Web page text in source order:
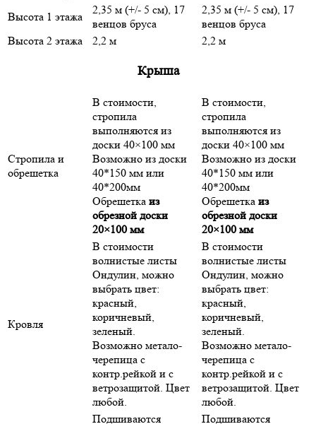
Высота 1 этажа
2,35 м (+/- 5 см), 17
венцов бруса
2,35 м (+/- 5 см), 17
венцов бруса
Высота 2 этажа
2,2 м 2,2 м
Крыша
Стропила и
обрешетка
В стоимости,
стропила
выполняются из
доски 40×100 мм
Возможно из доски
40*150 мм или
40*200мм
Обрешетка из
обрезной доски
20×100 мм
В стоимости,
стропила
выполняются из
доски 40×100 мм
Возможно из доски
40*150 мм или
40*200мм
Обрешетка из
обрезной доски
20×100 мм
Кровля
В стоимости
волнистые листы
Ондулин, можно
выбрать цвет:
красный,
коричневый,
зеленый.
Возможно метало-
черепица с
контр.рейкой и с
ветрозащитой. Цвет
любой.
В стоимости
волнистые листы
Ондулин, можно
выбрать цвет:
красный,
коричневый,
зеленый.
Возможно метало-
черепица с
контр.рейкой и с
ветрозащитой. Цвет
любой.
Подшиваются
Подшиваются